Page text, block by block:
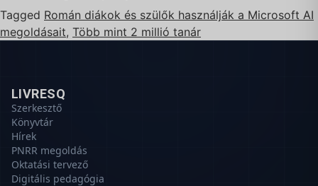
Tagged Román diákok és szülők használják a Microsoft AI
megoldásait, Több mint 2 millió tanár
LIVRESQ
Szerkesztő
Könyvtár
Hírek
PNRR megoldás
Oktatási tervező
Digitális pedagógia